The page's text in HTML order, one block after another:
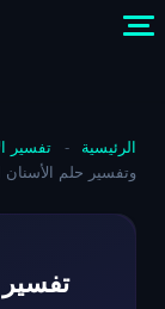
الرئيسية - تفسير
وتفسير حلم الأسنان
تفسير